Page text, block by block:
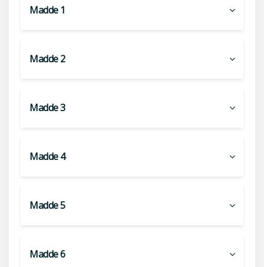
Madde 1
Madde 2
Madde 3
Madde 4
Madde 5
Madde 6